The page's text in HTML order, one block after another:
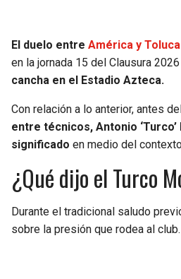
El duelo entre América y Toluca
en la jornada 15 del Clausura
cancha en el Estadio Azteca.
Con relación a lo anterior, antes
entre técnicos, Antonio
significado en medio del
¿Qué dijo el Turco
Durante el tradicional saludo
sobre la presión que rodea al club.